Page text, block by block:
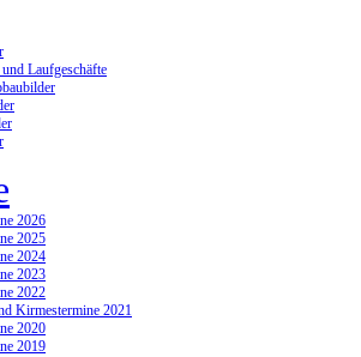
Laufgeschäfte
2026
2025
2024
2023
2022
Kirmestermine 2021
2020
2019